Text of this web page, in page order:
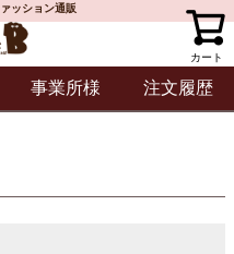
ッション通販
カート
事業所様 注文履歴